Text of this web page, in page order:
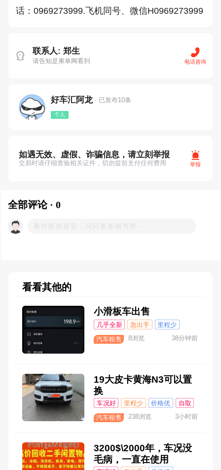
话：0969273999.飞机同号、微信H0969273999
联系人: 郑生
请告知是柬单网看到 电话咨询
好车汇阿龙 · 已发布10条
个人
如遇无效、虚假、诈骗信息，请立刻举报
交易时请仔细查验相关证件，切勿提前支付任何费用 举报
全部评论 · 0
看看其他的
小滑板车出售
几乎全新 急出手
里程少
价格优
汽车租售 8浏览 38分钟前
19大皮卡黄海N3可以置
换
车况好 里程少 价格优
自取
汽车租售
238浏览 3小时前
3200$\2000年，车况没
毛病，一直在使用